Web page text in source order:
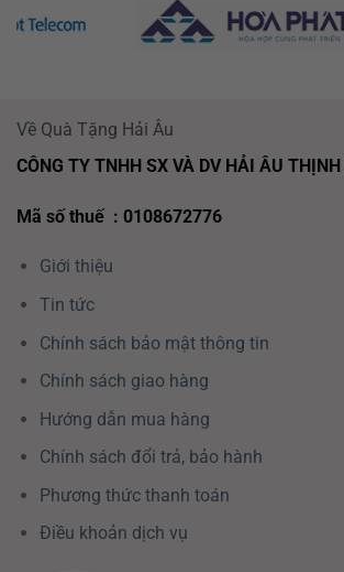
Về Quà Tặng Hải Âu
CÔNG TY TNHH SX VÀ DV HẢI ÂU THỊNH
Mã số thuế : 0108672776
Giới thiệu
Tin tức
Chính sách bảo mật thông tin
Chính sách giao hàng
Hướng dẫn mua hàng
Chính sách đổi trả, bảo hành
Phương thức thanh toán
Điều khoản dịch vụ